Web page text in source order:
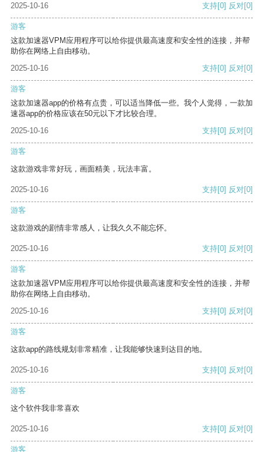
2025-10-16
支持[0] 反对[0]
游客
这款加速器VPM应用程序可以给你提供最高速度和安全性的连接，并帮
助你在网络上自由移动。
2025-10-16
支持[0] 反对[0]
游客
这款加速器app的价格有点贵，可以适当降低一些。我个人觉得，一款加
速器app的价格应该在50元以下才比较合理。
2025-10-16
支持[0] 反对[0]
游客
这款游戏非常好玩，画面精美，玩法丰富。
2025-10-16 支持[0] 反对[0]
游客
这款游戏的剧情非常感人，让我久久不能忘怀。
2025-10-16 支持[0] 反对[0]
游客
这款加速器VPM应用程序可以给你提供最高速度和安全性的连接，并帮
助你在网络上自由移动。
2025-10-16
支持[0] 反对[0]
游客
这款app的路线规划非常精准，让我能够快速到达目的地。
2025-10-16 支持[0] 反对[0]
游客
这个软件我非常喜欢
2025-10-16 支持[0] 反对[0]
游客